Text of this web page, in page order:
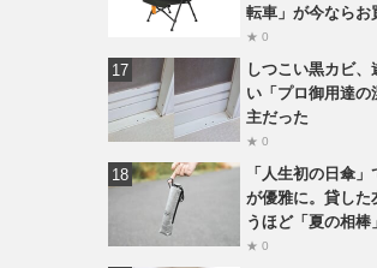
転車」が今ならお
★ 0
しつこい黒カビ
い「プロ御用達
主だった
★ 0
「人生初の日傘
が優雅に。貸した
うほど「夏の相棒
★ 0